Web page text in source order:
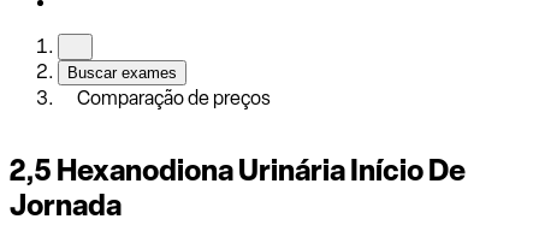
Buscar exames
Comparação de preços
2,5 Hexanodiona Urinária Início De
Jornada